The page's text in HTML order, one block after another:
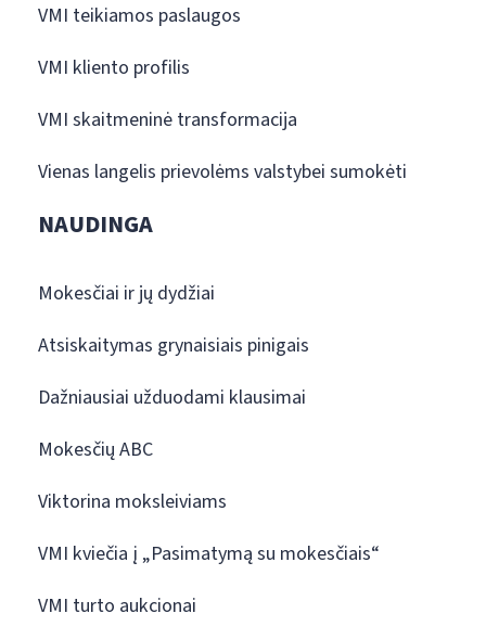
VMI teikiamos paslaugos
VMI kliento profilis
VMI skaitmeninė transformacija
Vienas langelis prievolėms valstybei sumokėti
NAUDINGA
Mokesčiai ir jų dydžiai
Atsiskaitymas grynaisiais pinigais
Dažniausiai užduodami klausimai
Mokesčių ABC
Viktorina moksleiviams
VMI kviečia į „Pasimatymą su mokesčiais“
VMI turto aukcionai